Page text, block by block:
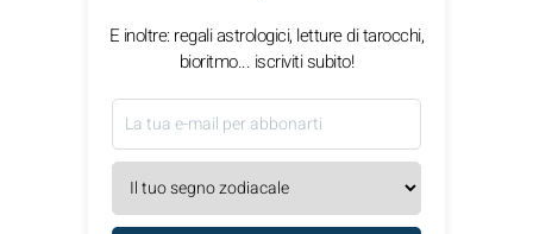
E inoltre: regali astrologici, letture di tarocchi,
bioritmo... iscriviti subito!